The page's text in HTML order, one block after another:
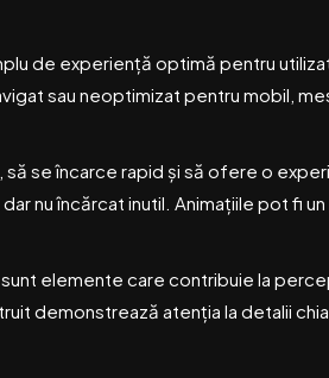
de experiență optimă pentru
sau neoptimizat pentru mobil,
se încarce rapid și să ofere o
nu încărcat inutil. Animațiile pot fi un
elemente care contribuie la
demonstrează atenția la detalii